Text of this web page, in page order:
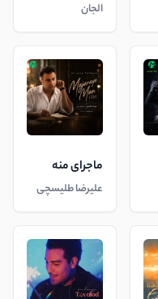
الجان
ماجرای منه
علیرضا طلیسچی